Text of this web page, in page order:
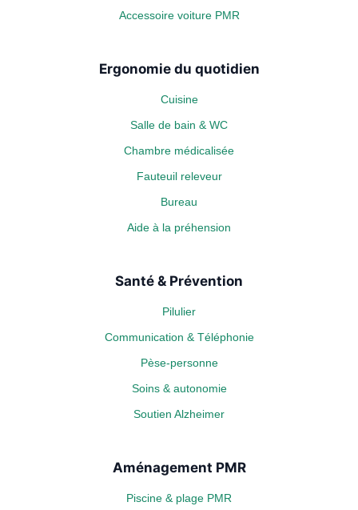
Accessoire voiture PMR
Ergonomie du quotidien
Cuisine
Salle de bain & WC
Chambre médicalisée
Fauteuil releveur
Bureau
Aide à la préhension
Santé & Prévention
Pilulier
Communication & Téléphonie
Pèse-personne
Soins & autonomie
Soutien Alzheimer
Aménagement PMR
Piscine & plage PMR